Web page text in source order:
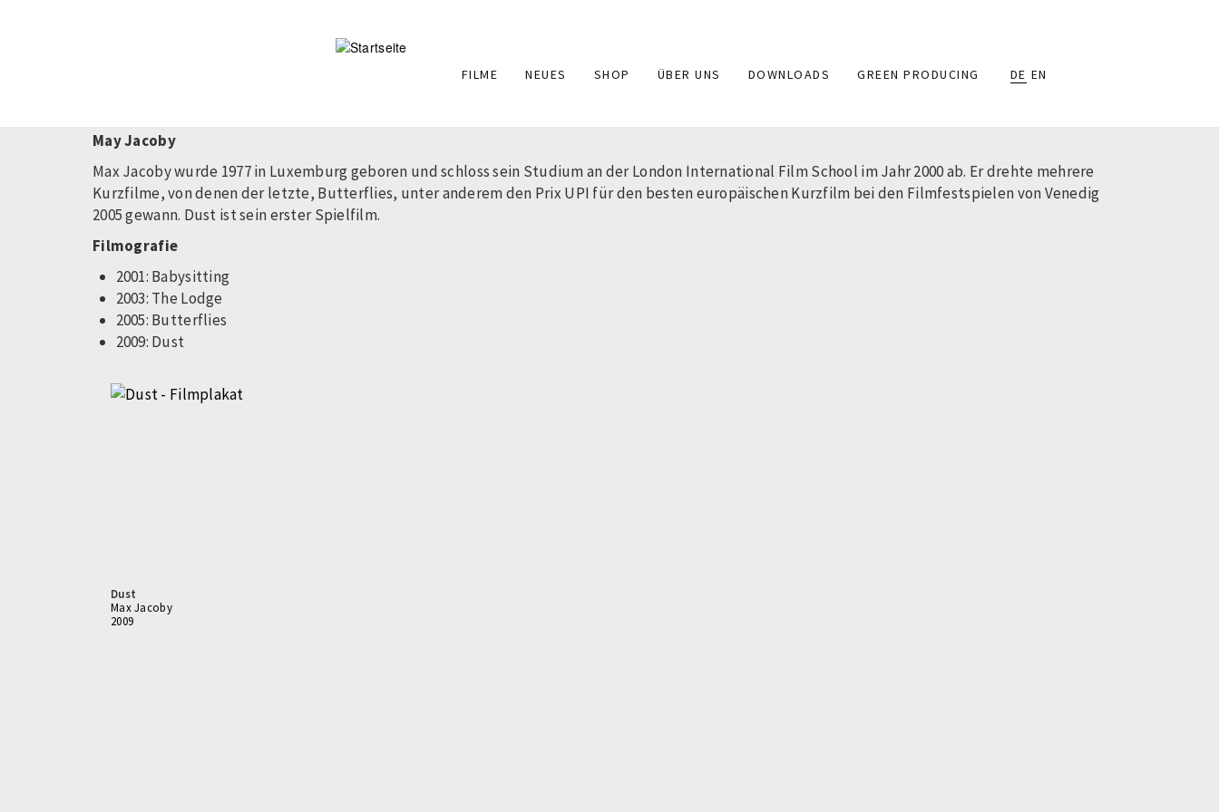
Main
FILME NEUES SHOP ÜBER UNS DOWNLOADS GREEN PRODUCING DE EN
May Jacoby
Max Jacoby wurde 1977 in Luxemburg geboren und schloss sein Studium an der London International Film School im Jahr 2000 ab. Er drehte mehrere
Kurzfilme, von denen der letzte, Butterflies, unter anderem den Prix UPI für den besten europäischen Kurzfilm bei den Filmfestspielen von Venedig
2005 gewann. Dust ist sein erster Spielfilm.
Filmografie
2001: Babysitting
2003: The Lodge
2005: Butterflies
2009: Dust
Dust
Max Jacoby
2009